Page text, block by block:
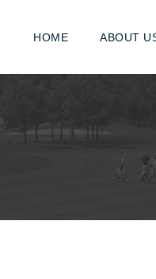
HOME ABOUT